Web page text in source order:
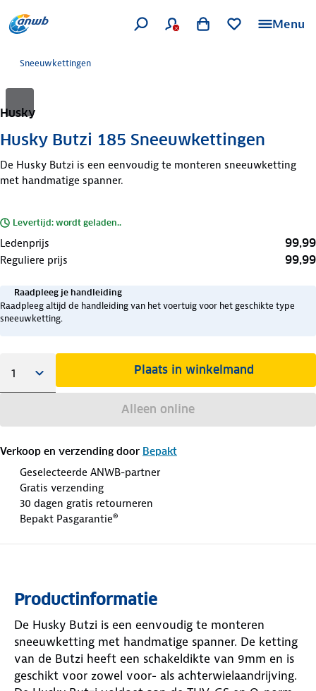
Menu
Sneeuwkettingen
Husky
Husky Butzi 185 Sneeuwkettingen
De Husky Butzi is een eenvoudig te monteren sneeuwketting
met handmatige spanner.
Levertijd: wordt geladen..
Ledenprijs 99,99
Reguliere prijs 99,99
Raadpleeg je handleiding
Raadpleeg altijd de handleiding van het voertuig voor het geschikte type
sneeuwketting.
Plaats in winkelmand
Alleen online
Verkoop en verzending door Bepakt
Geselecteerde ANWB-partner
Gratis verzending
30 dagen gratis retourneren
Bepakt Pasgarantie®
Productinformatie
De Husky Butzi is een eenvoudig te monteren
sneeuwketting met handmatige spanner. De ketting
van de Butzi heeft een schakeldikte van 9mm en is
geschikt voor zowel voor- als achterwielaandrijving.